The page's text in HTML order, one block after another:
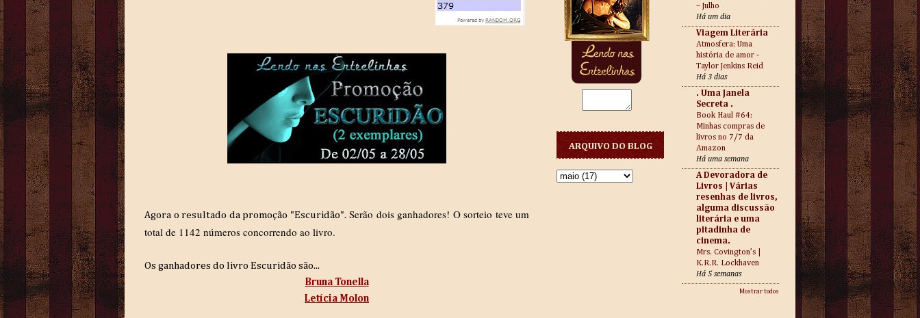
Agora o resultado da promoção "Escuridão".Serão dois ganhadores! O sorteio teve um
total de 1142 números concorrendo ao livro.
Os ganhadores do livro Escuridão são...
Bruna Tonella
Letícia Molon
ARQUIVO DO BLOG
– Julho
Há um dia
Viagem Literária
Atmosfera: Uma
história de amor -
Taylor Jenkins Reid
Há 3 dias
. Uma Janela
Secreta .
Book Haul #64:
Minhas compras de
livros no 7/7 da
Amazon
Há uma semana
A Devoradora de
Livros | Várias
resenhas de livros,
alguma discussão
literária e uma
pitadinha de
cinema.
Mrs. Covington’s |
K.R.R. Lockhaven
Há 5 semanas
Mostrar todos